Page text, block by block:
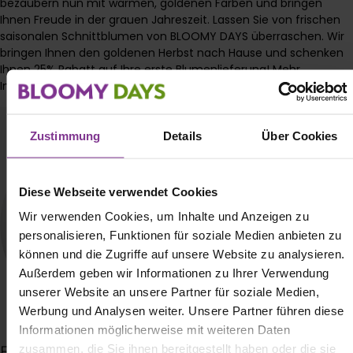
Zustimmung Details Über Cookies
Diese Webseite verwendet Cookies
Wir verwenden Cookies, um Inhalte und Anzeigen zu
personalisieren, Funktionen für soziale Medien anbieten zu
können und die Zugriffe auf unsere Website zu analysieren.
Außerdem geben wir Informationen zu Ihrer Verwendung
unserer Website an unsere Partner für soziale Medien,
Werbung und Analysen weiter. Unsere Partner führen diese
Informationen möglicherweise mit weiteren Daten
zusammen, die Sie ihnen bereitgestellt haben oder die sie
bezaubern nun mit warmen, goldenen Farben und bringen
Ihnen Freude in der grauen Jahreszeit. Lassen Sie von frischen
saisonalen Schnittblumen von BLOOMY DAYS überraschen. Wir
bringen Ihnen den goldenen Herbst nach Hause und schenken
Ihnen 25% Rabatt auf Ihre erste Blumenlieferung! Mehr
Informationen zu Herbstblumen finden Sie